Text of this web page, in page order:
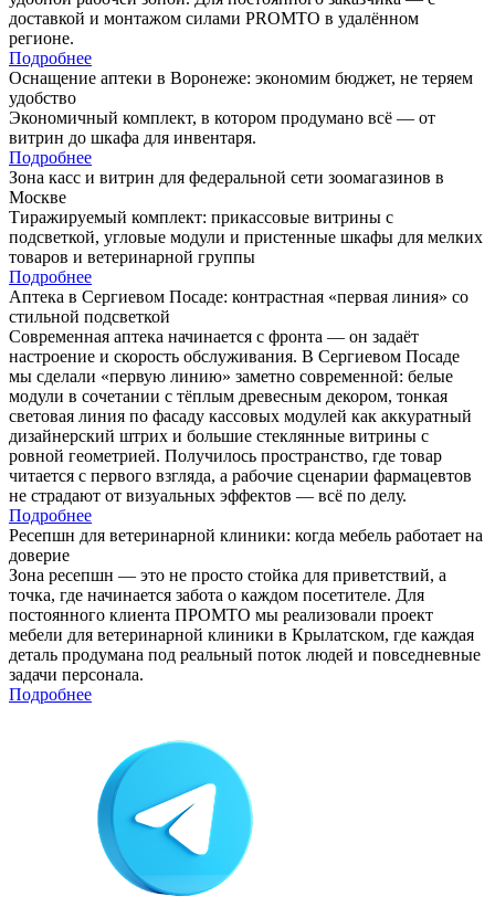
доставкой и монтажом силами PROMTO в удалённом
регионе.
Подробнее
Оснащение аптеки в Воронеже: экономим бюджет, не теряем
удобство
Экономичный комплект, в котором продумано всё — от
витрин до шкафа для инвентаря.
Подробнее
Зона касс и витрин для федеральной сети зоомагазинов в
Москве
Тиражируемый комплект: прикассовые витрины с
подсветкой, угловые модули и пристенные шкафы для мелких
товаров и ветеринарной группы
Подробнее
Аптека в Сергиевом Посаде: контрастная «первая линия» со
стильной подсветкой
Современная аптека начинается с фронта — он задаёт
настроение и скорость обслуживания. В Сергиевом Посаде
мы сделали «первую линию» заметно современной: белые
модули в сочетании с тёплым древесным декором, тонкая
световая линия по фасаду кассовых модулей как аккуратный
дизайнерский штрих и большие стеклянные витрины с
ровной геометрией. Получилось пространство, где товар
читается с первого взгляда, а рабочие сценарии фармацевтов
не страдают от визуальных эффектов — всё по делу.
Подробнее
Ресепшн для ветеринарной клиники: когда мебель работает на
доверие
Зона ресепшн — это не просто стойка для приветствий, а
точка, где начинается забота о каждом посетителе. Для
постоянного клиента ПРОМТО мы реализовали проект
мебели для ветеринарной клиники в Крылатском, где каждая
деталь продумана под реальный поток людей и повседневные
задачи персонала.
Подробнее